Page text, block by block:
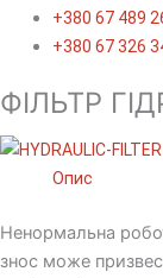
+380 67 489
+380 67 326
ФІЛЬТР
Опис
Ненормальна
знос може